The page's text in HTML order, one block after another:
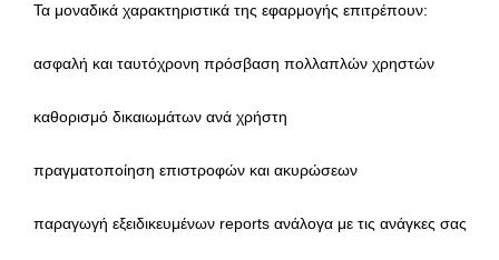
Τα μοναδικά χαρακτηριστικά της εφαρμογής επιτρέπουν:
ασφαλή και ταυτόχρονη πρόσβαση πολλαπλών χρηστών
καθορισμό δικαιωμάτων ανά χρήστη
πραγματοποίηση επιστροφών και ακυρώσεων
παραγωγή εξειδικευμένων reports ανάλογα με τις ανάγκες σας